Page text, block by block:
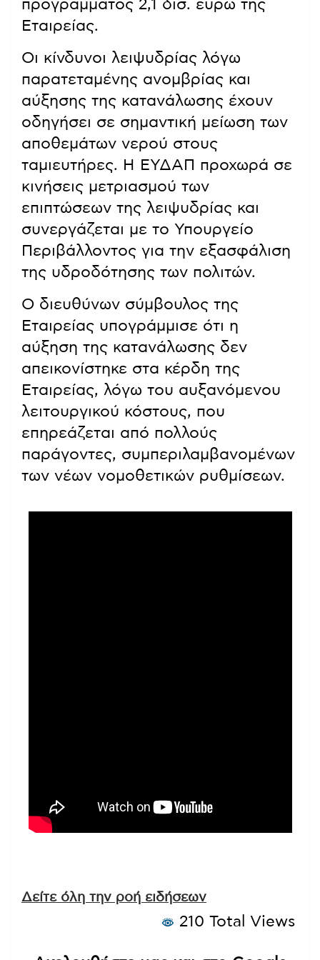
προγράμματος 2,1 δισ. ευρώ της
Εταιρείας.
Οι κίνδυνοι λειψυδρίας λόγω
παρατεταμένης ανομβρίας και
αύξησης της κατανάλωσης έχουν
οδηγήσει σε σημαντική μείωση των
αποθεμάτων νερού στους
ταμιευτήρες. Η ΕΥΔΑΠ προχωρά σε
κινήσεις μετριασμού των
επιπτώσεων της λειψυδρίας και
συνεργάζεται με το Υπουργείο
Περιβάλλοντος για την εξασφάλιση
της υδροδότησης των πολιτών.
Ο διευθύνων σύμβουλος της
Εταιρείας υπογράμμισε ότι η
αύξηση της κατανάλωσης δεν
απεικονίστηκε στα κέρδη της
Εταιρείας, λόγω του αυξανόμενου
λειτουργικού κόστους, που
επηρεάζεται από πολλούς
παράγοντες, συμπεριλαμβανομένων
των νέων νομοθετικών ρυθμίσεων.
Δείτε όλη την ροή ειδήσεων
210 Total Views